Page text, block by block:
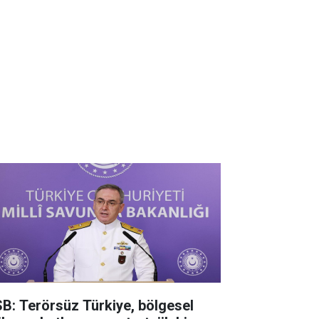
Terörsüz Türkiye, bölgesel